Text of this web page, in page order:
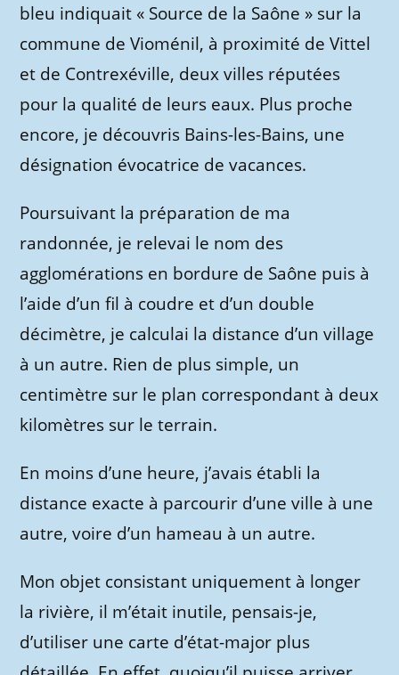
bleu indiquait « Source de la Saône » sur la
commune de Vioménil, à proximité de Vittel
et de Contrexéville, deux villes réputées
pour la qualité de leurs eaux. Plus proche
encore, je découvris Bains-les-Bains, une
désignation évocatrice de vacances.
Poursuivant la préparation de ma
randonnée, je relevai le nom des
agglomérations en bordure de Saône puis à
l’aide d’un fil à coudre et d’un double
décimètre, je calculai la distance d’un village
à un autre. Rien de plus simple, un
centimètre sur le plan correspondant à deux
kilomètres sur le terrain.
En moins d’une heure, j’avais établi la
distance exacte à parcourir d’une ville à une
autre, voire d’un hameau à un autre.
Mon objet consistant uniquement à longer
la rivière, il m’était inutile, pensais-je,
d’utiliser une carte d’état-major plus